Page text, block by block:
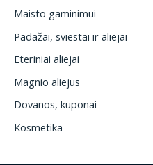
Maisto gaminimui
Padažai, sviestai ir aliejai
Eteriniai aliejai
Magnio aliejus
Dovanos, kuponai
Kosmetika